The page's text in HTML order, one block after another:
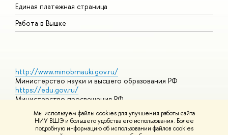
Мы используем файлы cookies для улучшения работы сайта
НИУ ВШЭ и большего удобства его использования. Более
подробную информацию об использовании файлов cookies
Единая платежная страница
Работа в Вышке
http://www.minobrnauki.gov.ru/
Министерство науки и высшего образования РФ
https://edu.gov.ru/
Министерство просвещения РФ
Массовые открытые онлайн-курсы